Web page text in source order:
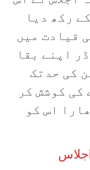
رکھ دیا
قیادت میں
اپنے بقا
کی حدتک
کی کوشش کر
اس کو